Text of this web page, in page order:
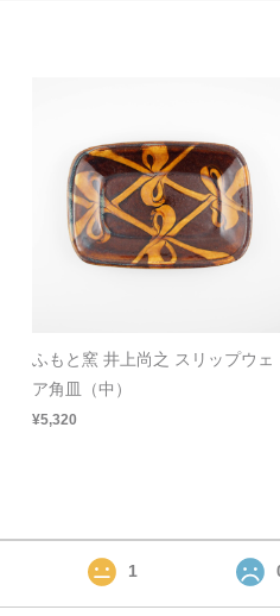
ふもと窯 井上尚之 スリップウェ
ア角皿（中）
¥5,320
1